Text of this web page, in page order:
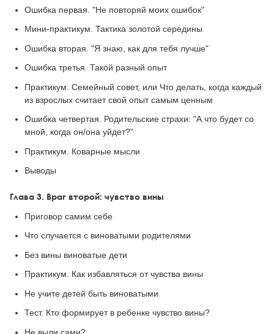
Ошибка первая. "Не повторяй моих ошибок"
Мини-практикум. Тактика золотой середины
Ошибка вторая. "Я знаю, как для тебя лучше"
Ошибка третья. Такой разный опыт
Практикум. Семейный совет, или Что делать, когда каждый
из взрослых считает свой опыт самым ценным
Ошибка четвертая. Родительские страхи: "А что будет со
мной, когда он/она уйдет?"
Практикум. Коварные мысли
Выводы
Глава 3. Враг второй: чувство вины
Приговор самим себе
Что случается с виноватыми родителями
Без вины виноватые дети
Практикум. Как избавляться от чувства вины
Не учите детей быть виноватыми
Тест. Кто формирует в ребенке чувство вины?
Не выли сами?